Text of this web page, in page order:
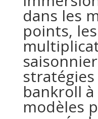
dans les
points, les
stratégies
bankroll à
modèles